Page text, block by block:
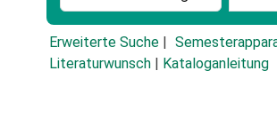
Erweiterte Suche
Literaturwunsch
Kataloganleitung